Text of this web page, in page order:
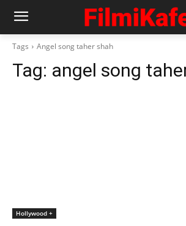
Tags Angel song taher shah
Tag: angel song
Hollywood +